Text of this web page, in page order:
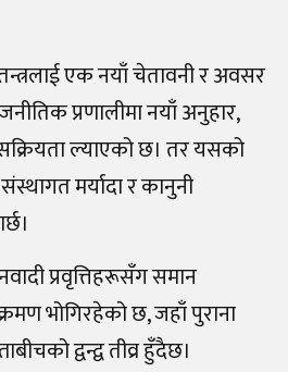
एक नयाँ चेतावनी र अवसर
प्रणालीमा नयाँ अनुहार,
ल्याएको छ। तर यसको
मर्यादा र कानुनी
प्रवृत्तिहरूसँग समान
भोगिरहेको छ, जहाँ पुराना
द्वन्द्व तीव्र हुँदैछ।